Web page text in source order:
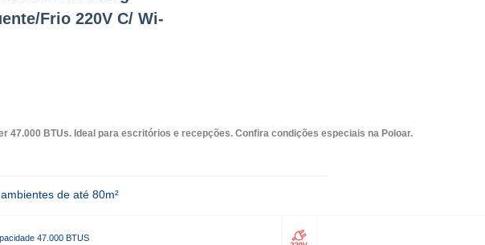
Frio 220V C/ Wi-
47.000 BTUs. Ideal para escritórios e recepções. Confira condições especiais na Poloar.
de até 80m²
47.000 BTUS